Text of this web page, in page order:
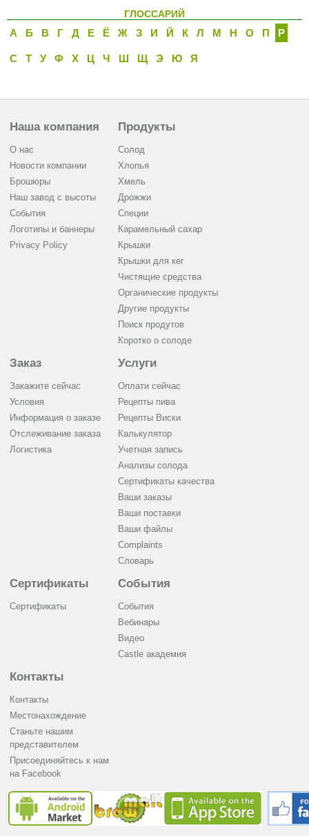
ГЛОССАРИЙ
А Б В Г Д Е Ё Ж З И Й К Л M Н О П P
С Т У Ф Х Ц Ч Ш Щ Э Ю Я
Наша компания
О нас
Новости компании
Брошюры
Наш завод с высоты
События
Логотипы и баннеры
Privacy Policy
Продукты
Солод
Хлопья
Хмель
Дрожжи
Cпеции
Карамельный сахар
Крышки
Крышки для кег
Чистящие средства
Органические продукты
Другие продукты
Поиск продутов
Коротко о солоде
Заказ
Закажите сейчас
Условия
Информация о заказе
Отслеживание заказа
Логистика
Услуги
Оплати сейчас
Рецепты пива
Рецепты Виски
Калькулятор
Учетная запись
Анализы солода
Сертификаты качества
Ваши заказы
Ваши поставки
Ваши файлы
Complaints
Словарь
Сертификаты
Сертификаты
События
События
Вебинары
Видео
Castle академия
Контакты
Контакты
Местонахождение
Станьте нашим
представителем
Присоединяйтесь к нам
на Facebook